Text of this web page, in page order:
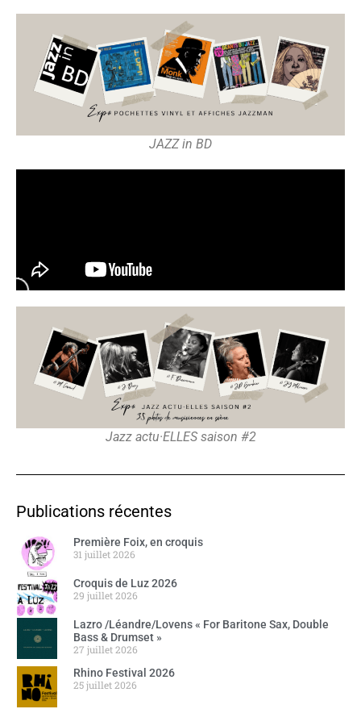
JAZZ in BD
Jazz actu·ELLES saison #2
Publications récentes
Première Foix, en croquis
31 juillet 2026
Croquis de Luz 2026
29 juillet 2026
Lazro /Léandre/Lovens « For Baritone Sax, Double
Bass & Drumset »
27 juillet 2026
Rhino Festival 2026
25 juillet 2026